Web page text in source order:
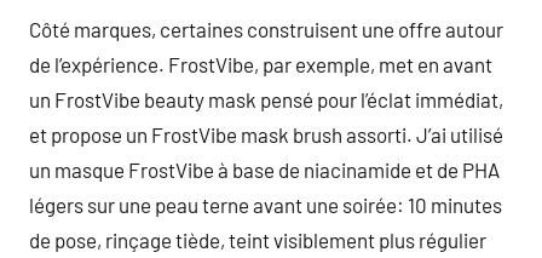
Côté marques, certaines construisent une offre autour
de l’expérience. FrostVibe, par exemple, met en avant
un FrostVibe beauty mask pensé pour l’éclat immédiat,
et propose un FrostVibe mask brush assorti. J’ai utilisé
un masque FrostVibe à base de niacinamide et de PHA
légers sur une peau terne avant une soirée: 10 minutes
de pose, rinçage tiède, teint visiblement plus régulier